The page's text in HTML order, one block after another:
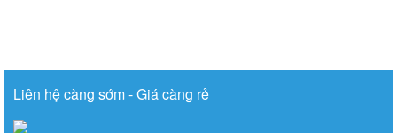
Liên hệ càng sớm - Giá càng rẻ